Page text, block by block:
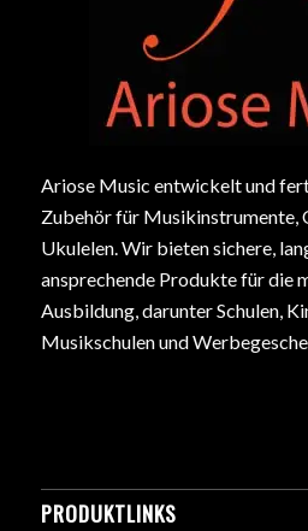
Ariose Music entwickelt und
Zubehör für Musikinstrumente,
Ukulelen. Wir bieten sichere,
ansprechende Produkte für die
Ausbildung, darunter Schulen,
Musikschulen und
PRODUKTLINKS